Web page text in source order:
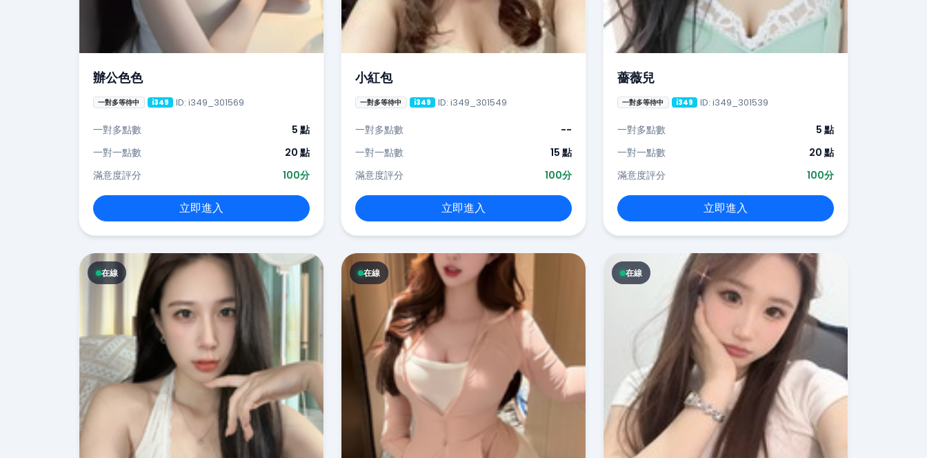
辦公色色
一對多等待中 i349 ID: i349_301569
一對多點數
5 點
一對一點數
20 點
滿意度評分
100分
立即進入
小紅包
一對多等待中 i349 ID: i349_301549
一對多點數
--
一對一點數
15 點
滿意度評分
100分
立即進入
薔薇兒
一對多等待中 i349 ID: i349_301539
一對多點數
5 點
一對一點數
20 點
滿意度評分
100分
立即進入
在線 在線 在線